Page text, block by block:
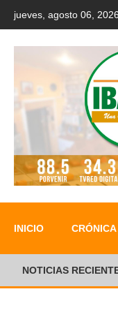
jueves, agosto 06,
INICIO CRÓNICA
NOTICIAS